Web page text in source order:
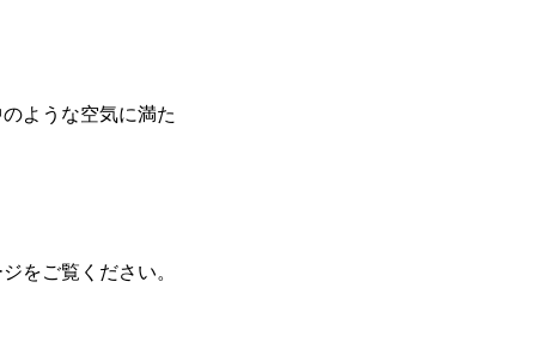
ような空気に満た
をご覧ください。